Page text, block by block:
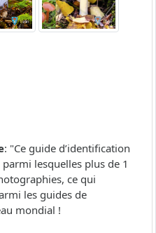
: "Ce guide d’identification
lesquelles plus de 1
ce qui
les guides de
mondial !